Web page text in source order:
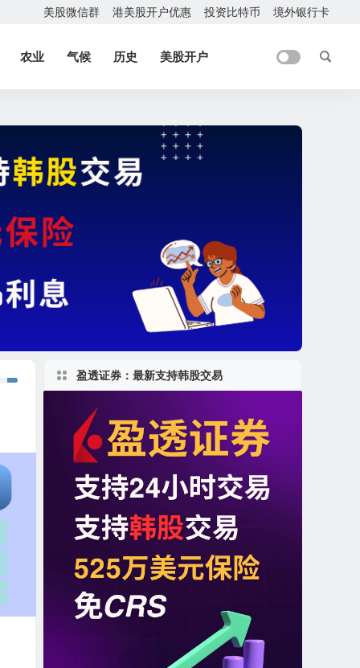
美股微信群 港美股开户优惠 投资比特币 境外银行卡
农业 气候 历史 美股开户
盈透证券：最新支持韩股交易